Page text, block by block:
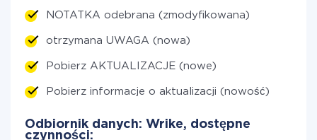
NOTATKA odebrana (zmodyfikowana)
otrzymana UWAGA (nowa)
Pobierz AKTUALIZACJE (nowe)
Pobierz informacje o aktualizacji (nowość)
Odbiornik danych: Wrike, dostępne
czynności: